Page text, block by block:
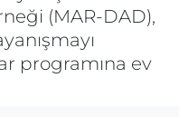
(MAR-DAD),
programına ev